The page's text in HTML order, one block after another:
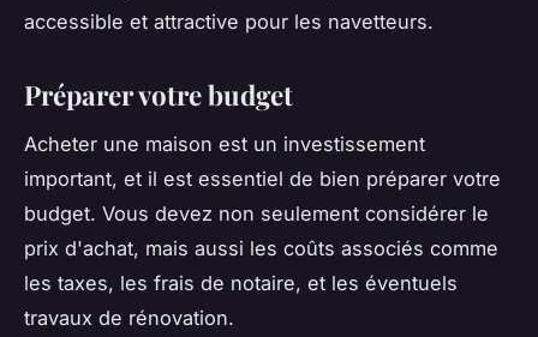
accessible et attractive pour les navetteurs.
Préparer votre budget
Acheter une maison est un investissement
important, et il est essentiel de bien préparer votre
budget. Vous devez non seulement considérer le
prix d'achat, mais aussi les coûts associés comme
les taxes, les frais de notaire, et les éventuels
travaux de rénovation.